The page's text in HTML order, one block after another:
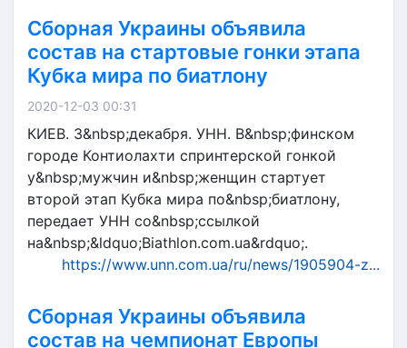
Сборная Украины объявила
состав на стартовые гонки этапа
Кубка мира по биатлону
2020-12-03 00:31
КИЕВ. 3&nbsp;декабря. УНН. В&nbsp;финском
городе Контиолахти спринтерской гонкой
у&nbsp;мужчин и&nbsp;женщин стартует
второй этап Кубка мира по&nbsp;биатлону,
передает УНН со&nbsp;ссылкой
на&nbsp;&ldquo;Biathlon.com.ua&rdquo;.
https://www.unn.com.ua/ru/news/1905904-z...
Сборная Украины объявила
состав на чемпионат Европы